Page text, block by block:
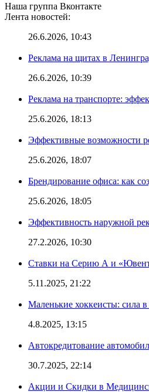
Наша группа Вконтакте
Лента новостей:
26.6.2026, 10:43
Реклама на щитах в
26.6.2026, 10:39
Реклама на транспорте:
25.6.2026, 18:13
Эффективные возможности
25.6.2026, 18:07
Брендирование офиса: как
25.6.2026, 18:05
Эффективность наружной
27.2.2026, 10:30
Ставки на Серию А и
5.11.2025, 21:22
Маленькие хоккеисты: сила в
4.8.2025, 13:15
Автокредитование
30.7.2025, 22:14
Акции и Скидки в